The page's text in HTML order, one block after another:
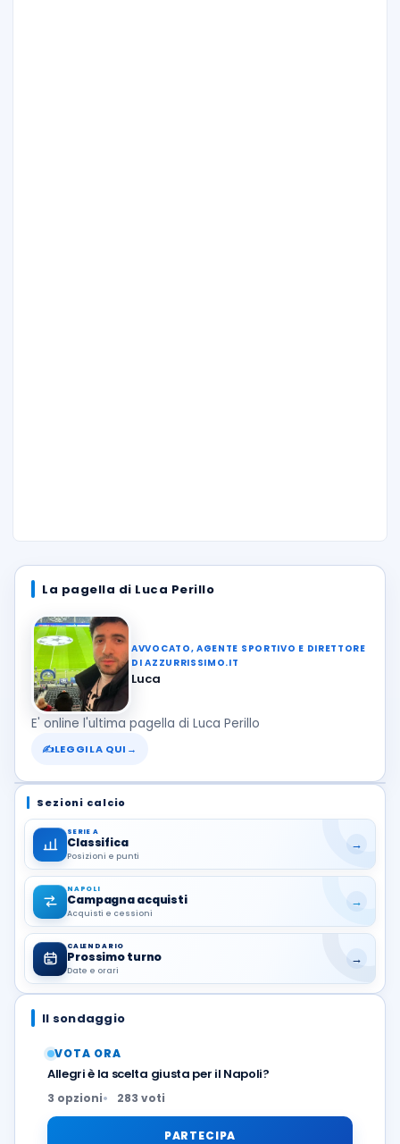
La pagella di Luca Perillo
AVVOCATO, AGENTE SPORTIVO E DIRETTORE
DI AZZURRISSIMO.IT
Luca
E' online l'ultima pagella di Luca Perillo
✍LEGGILA QUI →
Sezioni calcio
SERIE A
Classifica
Posizioni e punti
→
NAPOLI
Campagna acquisti
Acquisti e cessioni
→
CALENDARIO
Prossimo turno
Date e orari
→
Il sondaggio
VOTA ORA
Allegri è la scelta giusta per il Napoli?
3 opzioni 283 voti
PARTECIPA